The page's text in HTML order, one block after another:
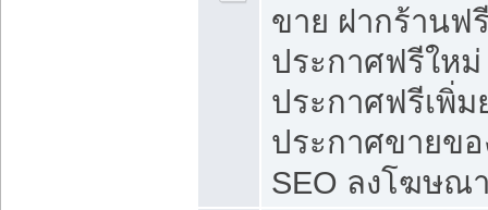
ขาย ฝากร้านฟ
ประกาศฟรีใหม่
ประกาศฟรีเพิ่
ประกาศขายข
SEO ลงโฆษณ